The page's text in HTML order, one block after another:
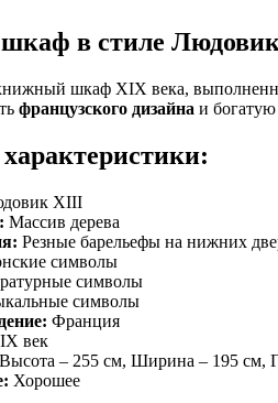
в стиле
шкаф XIX века,
французского дизайна и
XIII
Массив дерева
Резные барельефы на нижних
символы
символы
символы
Франция
век
Высота – 255 см, Ширина – 195 см,
Хорошее